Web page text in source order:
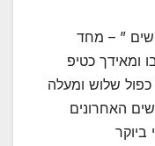
” – מחד
ומאידך כטיפ
שלוש ומעלה
האחרונים